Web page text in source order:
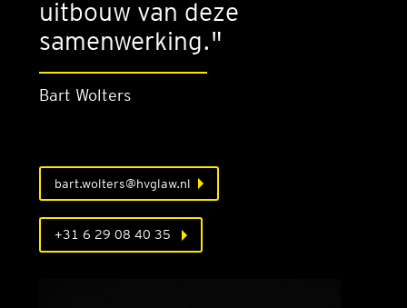
uitbouw van deze
samenwerking."
Bart Wolters
bart.wolters@hvglaw.nl
+31 6 29 08 40 35